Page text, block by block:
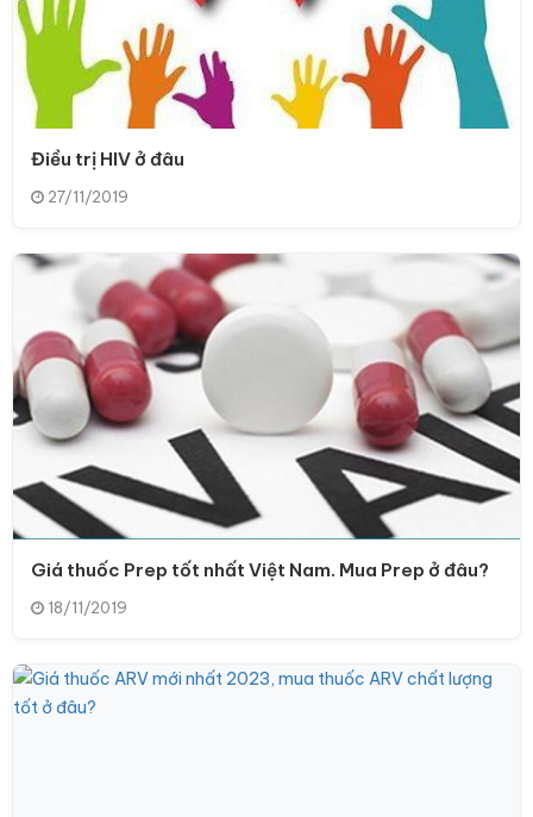
Điều trị HIV ở đâu
27/11/2019
Giá thuốc Prep tốt nhất Việt Nam. Mua Prep ở đâu?
18/11/2019